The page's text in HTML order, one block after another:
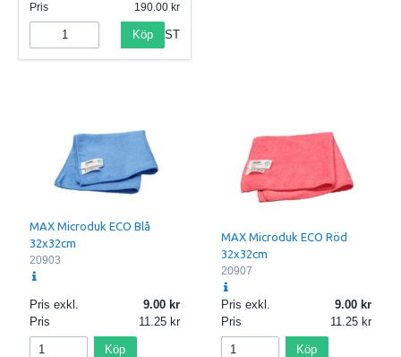
Pris 190.00
Köp ST
MAX Microduk ECO Blå
32x32cm
20903
Pris exkl.
9.00
Pris
11.25
Köp
MAX Microduk ECO Röd
32x32cm
20907
Pris exkl.
9.00
Pris
11.25
Köp